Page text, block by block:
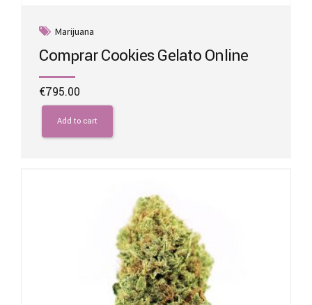
Marijuana
Comprar Cookies Gelato Online
€795.00
Add to cart